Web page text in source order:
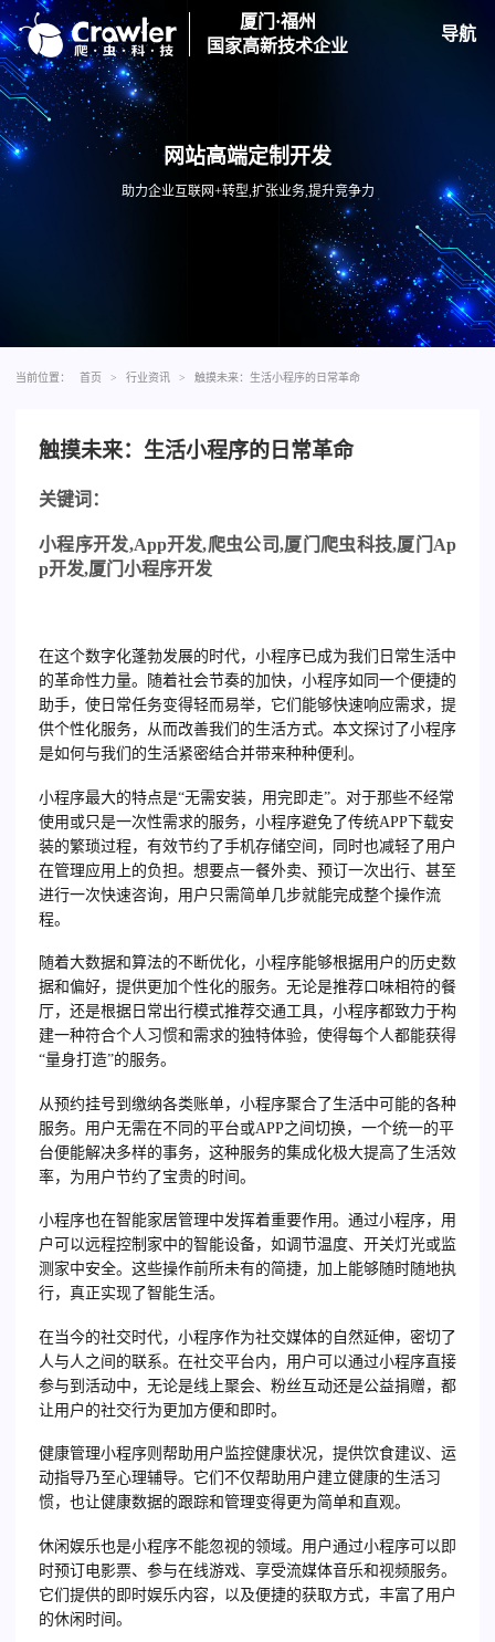
厦门·福州
国家高新技术企业
导航
网站高端定制开发
助力企业互联网+转型,扩张业务,提升竞争力
当前位置： 首页 > 行业资讯 > 触摸未来：生活小程序的日常革命
触摸未来：生活小程序的日常革命
关键词：
小程序开发,App开发,爬虫公司,厦门爬虫科技,厦门 Ap
p开发,厦门小程序开发
在这个数字化蓬勃发展的时代，小程序已成为我们日常生活中
的革命性力量。随着社会节奏的加快，小程序如同一个便捷的
助手，使日常任务变得轻而易举，它们能够快速响应需求，提
供个性化服务，从而改善我们的生活方式。本文探讨了小程序
是如何与我们的生活紧密结合并带来种种便利。
小程序最大的特点是“无需安装，用完即走”。对于那些不经常
使用或只是一次性需求的服务，小程序避免了传统APP下载安
装的繁琐过程，有效节约了手机存储空间，同时也减轻了用户
在管理应用上的负担。想要点一餐外卖、预订一次出行、甚至
进行一次快速咨询，用户只需简单几步就能完成整个操作流
程。
随着大数据和算法的不断优化，小程序能够根据用户的历史数
据和偏好，提供更加个性化的服务。无论是推荐口味相符的餐
厅，还是根据日常出行模式推荐交通工具，小程序都致力于构
建一种符合个人习惯和需求的独特体验，使得每个人都能获得
“量身打造”的服务。
从预约挂号到缴纳各类账单，小程序聚合了生活中可能的各种
服务。用户无需在不同的平台或APP之间切换，一个统一的平
台便能解决多样的事务，这种服务的集成化极大提高了生活效
率，为用户节约了宝贵的时间。
小程序也在智能家居管理中发挥着重要作用。通过小程序，用
户可以远程控制家中的智能设备，如调节温度、开关灯光或监
测家中安全。这些操作前所未有的简捷，加上能够随时随地执
行，真正实现了智能生活。
在当今的社交时代，小程序作为社交媒体的自然延伸，密切了
人与人之间的联系。在社交平台内，用户可以通过小程序直接
参与到活动中，无论是线上聚会、粉丝互动还是公益捐赠，都
让用户的社交行为更加方便和即时。
健康管理小程序则帮助用户监控健康状况，提供饮食建议、运
动指导乃至心理辅导。它们不仅帮助用户建立健康的生活习
惯，也让健康数据的跟踪和管理变得更为简单和直观。
休闲娱乐也是小程序不能忽视的领域。用户通过小程序可以即
时预订电影票、参与在线游戏、享受流媒体音乐和视频服务。
它们提供的即时娱乐内容，以及便捷的获取方式，丰富了用户
的休闲时间。